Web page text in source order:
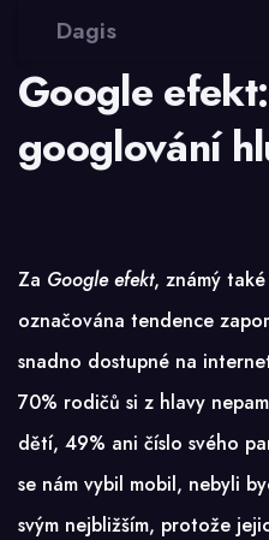
Dagis
Google
googlování
Za Google efekt, známý
označována tendence
snadno dostupné na
70% rodičů si z hlavy
dětí, 49% ani číslo svého
se nám vybil mobil, nebyli
svým nejbližším, protože